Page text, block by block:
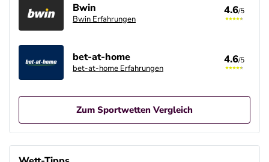
Bwin
Bwin Erfahrungen
4.6/5
bet-at-home
bet-at-home Erfahrungen
4.6/5
Zum Sportwetten Vergleich
Betano Casino Bonus